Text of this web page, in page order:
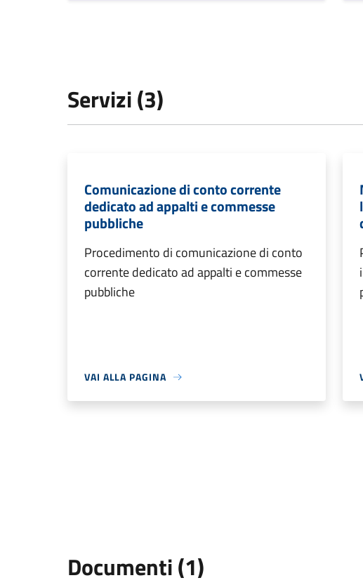
Servizi (3)
Comunicazione di conto corrente
dedicato ad appalti e commesse
pubbliche
Procedimento di comunicazione di conto
corrente dedicato ad appalti e commesse
pubbliche
VAI ALLA PAGINA
Documenti (1)